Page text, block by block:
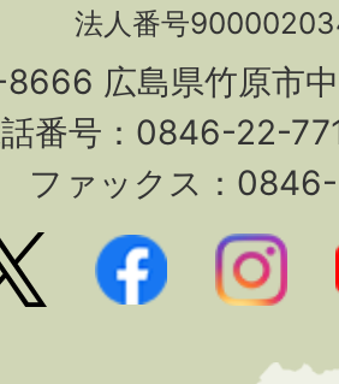
法人番号
広島県竹原市
番号：0846-22-
ファックス：